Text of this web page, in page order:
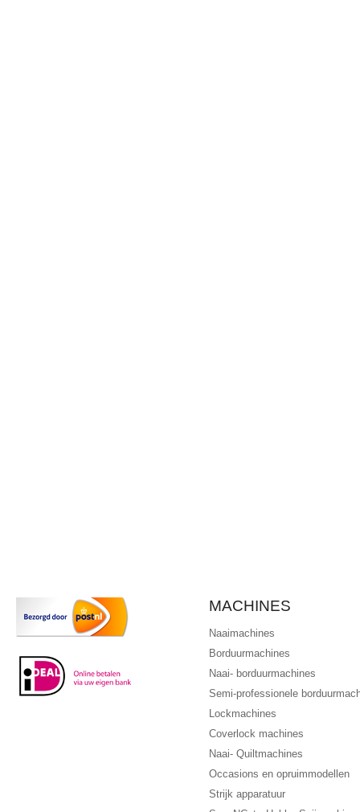
MACHINES
Naaimachines
Borduurmachines
Naai- borduurmachines
Semi-professionele
Lockmachines
Coverlock machines
Naai- Quiltmachines
Occasions en opruimmodellen
Strijk apparatuur